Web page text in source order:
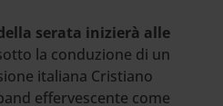
serata inizierà alle
la conduzione di un
italiana Cristiano
effervescente come